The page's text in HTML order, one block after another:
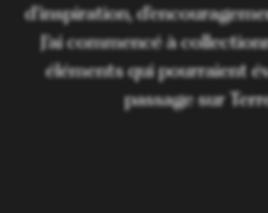
d’inspiration,
J’ai commencé à
éléments qui pourraient
passage sur